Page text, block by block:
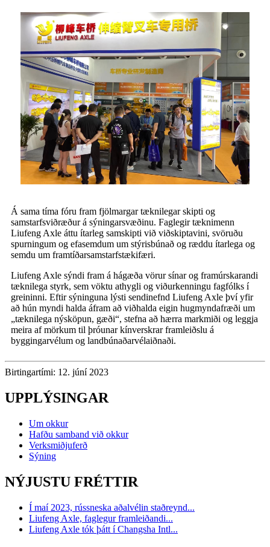
Á sama tíma fóru fram fjölmargar tæknilegar skipti og
samstarfsviðræður á sýningarsvæðinu. Faglegir tæknimenn
Liufeng Axle áttu ítarleg samskipti við viðskiptavini, svöruðu
spurningum og efasemdum um stýrisbúnað og ræddu ítarlega og
semdu um framtíðarsamstarfstækifæri.
Liufeng Axle sýndi fram á hágæða vörur sínar og framúrskarandi
tæknilega styrk, sem vöktu athygli og viðurkenningu fagfólks í
greininni. Eftir sýninguna lýsti sendinefnd Liufeng Axle því yfir
að hún myndi halda áfram að viðhalda eigin hugmyndafræði um
„tæknilega nýsköpun, gæði“, stefna að hærra markmiði og leggja
meira af mörkum til þróunar kínverskrar framleiðslu á
byggingarvélum og landbúnaðarvélaiðnaði.
Birtingartími: 12. júní 2023
UPPLÝSINGAR
Um okkur
Hafðu samband við okkur
Verksmiðjuferð
Sýning
NÝJUSTU FRÉTTIR
Í maí 2023, rússneska aðalvélin staðreynd...
Liufeng Axle, faglegur framleiðandi...
Liufeng Axle tók þátt í Changsha Intl...